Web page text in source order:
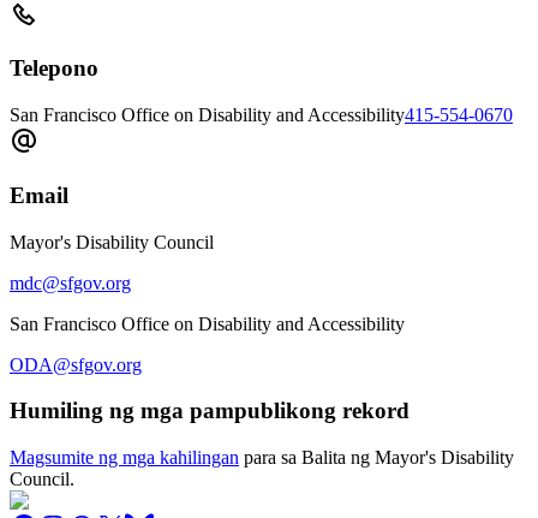
Telepono
San Francisco Office on Disability and Accessibility415-554-0670
Email
Mayor's Disability Council
mdc@sfgov.org
San Francisco Office on Disability and Accessibility
ODA@sfgov.org
Humiling ng mga pampublikong rekord
Magsumite ng mga kahilingan para sa Balita ng Mayor's Disability
Council.